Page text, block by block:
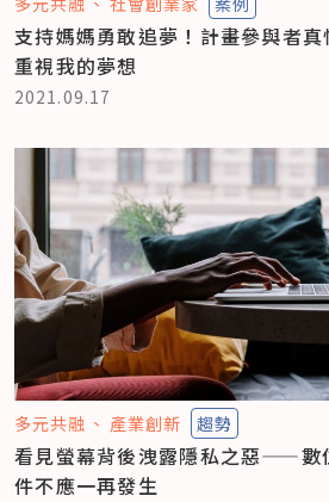
支持媽媽勇敢追夢！計畫參與者
重視我的夢想
2021.09.17
多元共融 產業創新 趨勢
看見螢幕背後洩露隱私之惡——數
件不應一再發生